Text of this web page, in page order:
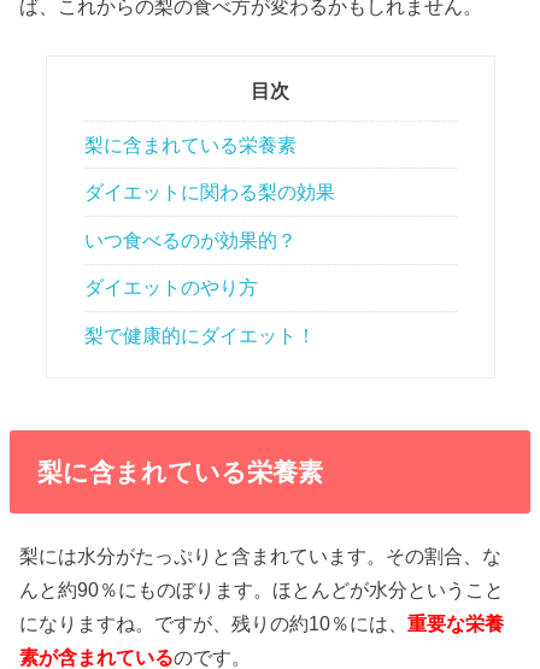
ば、これからの梨の食べ方が変わるかもしれません。
目次
梨に含まれている栄養素
ダイエットに関わる梨の効果
いつ食べるのが効果的？
ダイエットのやり方
梨で健康的にダイエット！
梨に含まれている栄養素
梨には水分がたっぷりと含まれています。その割合、な
んと約90％にものぼります。ほとんどが水分ということ
になりますね。ですが、残りの約10％には、重要な栄養
素が含まれているのです。